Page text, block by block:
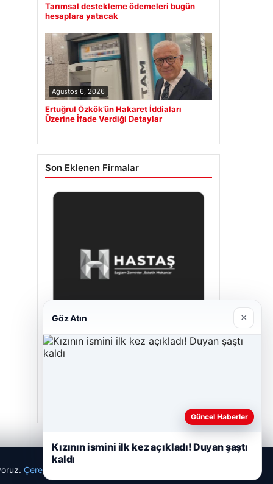
Tarımsal destekleme ödemeleri bugün
hesaplara yatacak
Ağustos 6, 2026
Ertuğrul Özkök’ün Hakaret İddiaları
Üzerine İfade Verdiği Detaylar
Son Eklenen Firmalar
Çerez Politikamız
Göz Atın ×
Güncel Haberler
Kızının ismini ilk kez açıkladı! Duyan şaştı
kaldı